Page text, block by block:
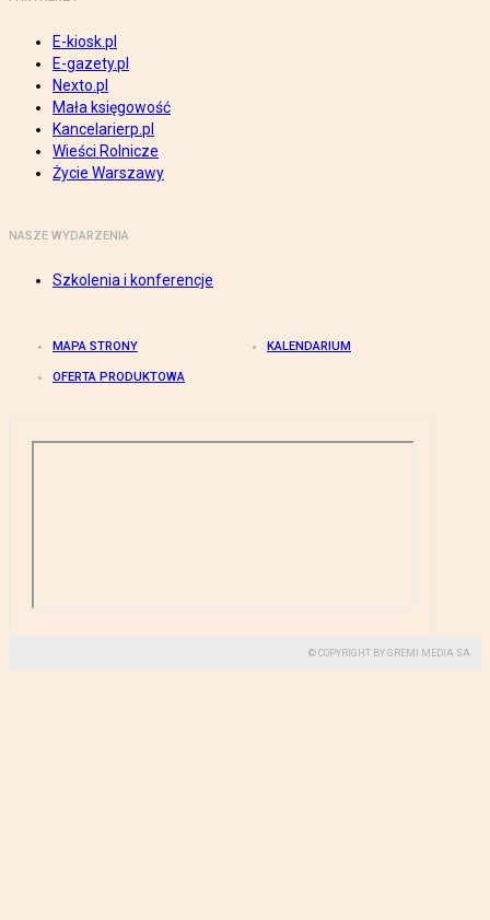
E-kiosk.pl
E-gazety.pl
Nexto.pl
Mała księgowość
Kancelarierp.pl
Wieści Rolnicze
Życie Warszawy
NASZE WYDARZENIA
Szkolenia i konferencje
MAPA STRONY KALENDARIUM
OFERTA PRODUKTOWA
© COPYRIGHT BY GREMI MEDIA SA